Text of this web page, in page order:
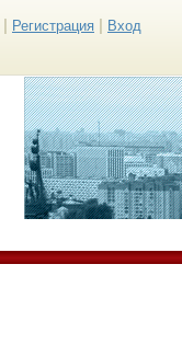
Регистрация Вход